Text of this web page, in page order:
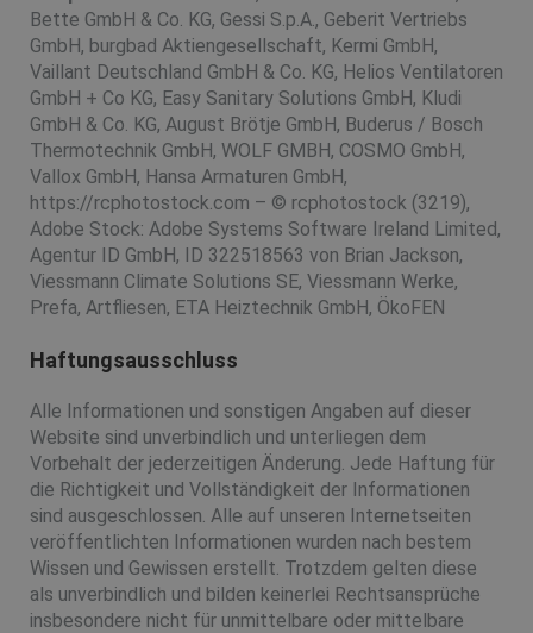
Bette GmbH & Co. KG, Gessi S.p.A., Geberit Vertriebs
GmbH, burgbad Aktiengesellschaft, Kermi GmbH,
Vaillant Deutschland GmbH & Co. KG, Helios Ventilatoren
GmbH + Co KG, Easy Sanitary Solutions GmbH, Kludi
GmbH & Co. KG, August Brötje GmbH, Buderus / Bosch
Thermotechnik GmbH, WOLF GMBH, COSMO GmbH,
Vallox GmbH, Hansa Armaturen GmbH,
https://rcphotostock.com – © rcphotostock (3219),
Adobe Stock: Adobe Systems Software Ireland Limited,
Agentur ID GmbH, ID 322518563 von Brian Jackson,
Viessmann Climate Solutions SE, Viessmann Werke,
Prefa, Artfliesen, ETA Heiztechnik GmbH, ÖkoFEN
Haftungsausschluss
Alle Informationen und sonstigen Angaben auf dieser
Website sind unverbindlich und unterliegen dem
Vorbehalt der jederzeitigen Änderung. Jede Haftung für
die Richtigkeit und Vollständigkeit der Informationen
sind ausgeschlossen. Alle auf unseren Internetseiten
veröffentlichten Informationen wurden nach bestem
Wissen und Gewissen erstellt. Trotzdem gelten diese
als unverbindlich und bilden keinerlei Rechtsansprüche
insbesondere nicht für unmittelbare oder mittelbare